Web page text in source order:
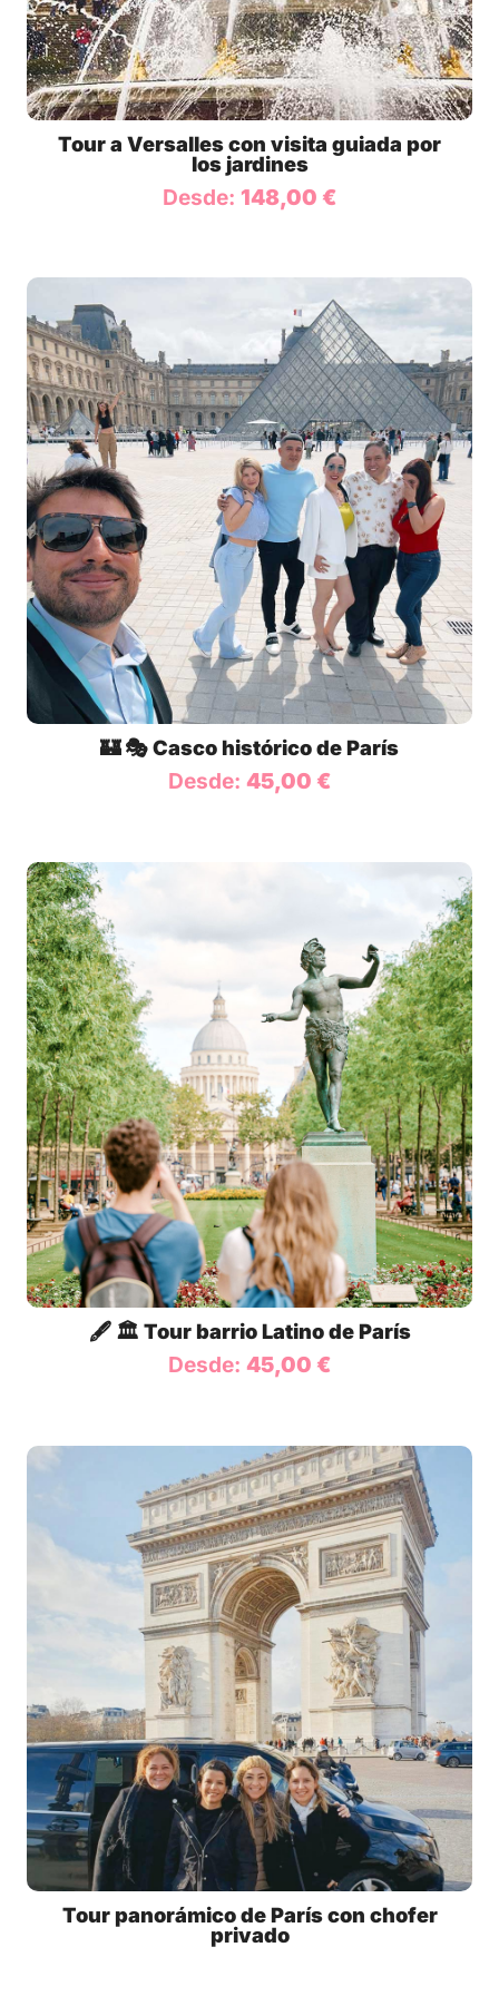
Tour a Versalles con visita guiada por
los jardines
Desde: 148,00 €
🏰 🎭 Casco histórico de París
Desde: 45,00 €
🖋️ 🏛️ Tour barrio Latino de París
Desde: 45,00 €
Tour panorámico de París con chofer
privado